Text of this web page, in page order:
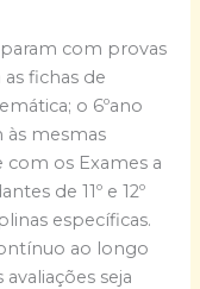
com provas
fichas de
o 6ºano
às mesmas
com os Exames a
de 11º e 12º
específicas.
ao longo
seja